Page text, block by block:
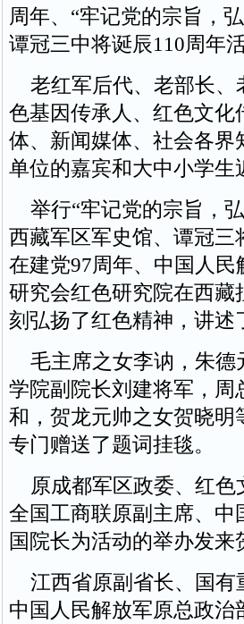
周年、“牢记党的宗旨，
谭冠三中将诞辰110周年
老红军后代、老部长、
色基因传承人、红色文
体、新闻媒体、社会各
单位的嘉宾和大中小学
举行“牢记党的宗旨，
西藏军区军史馆、谭冠
在建党97周年、中国人
研究会红色研究院在西
刻弘扬了红色精神，讲述
毛主席之女李讷，朱德
学院副院长刘建将军，
和，贺龙元帅之女贺晓
专门赠送了题词挂毯。
原成都军区政委、红色
全国工商联原副主席、
国院长为活动的举办发来
江西省原副省长、国有
中国人民解放军原总政